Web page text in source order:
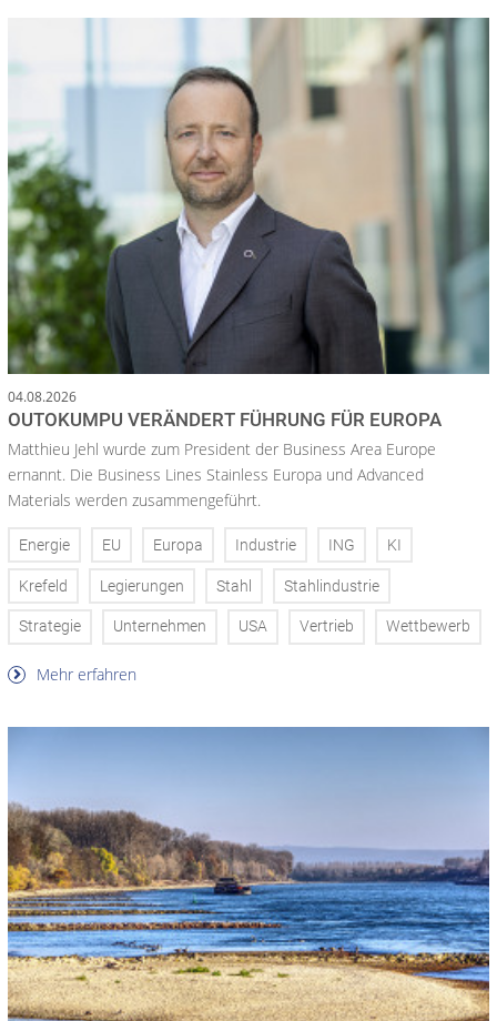
04.08.2026
OUTOKUMPU VERÄNDERT FÜHRUNG FÜR EUROPA
Matthieu Jehl wurde zum President der Business Area Europe
ernannt. Die Business Lines Stainless Europa und Advanced
Materials werden zusammengeführt.
Energie EU Europa Industrie ING KI
Krefeld Legierungen Stahl Stahlindustrie
Strategie Unternehmen USA Vertrieb Wettbewerb
Mehr erfahren